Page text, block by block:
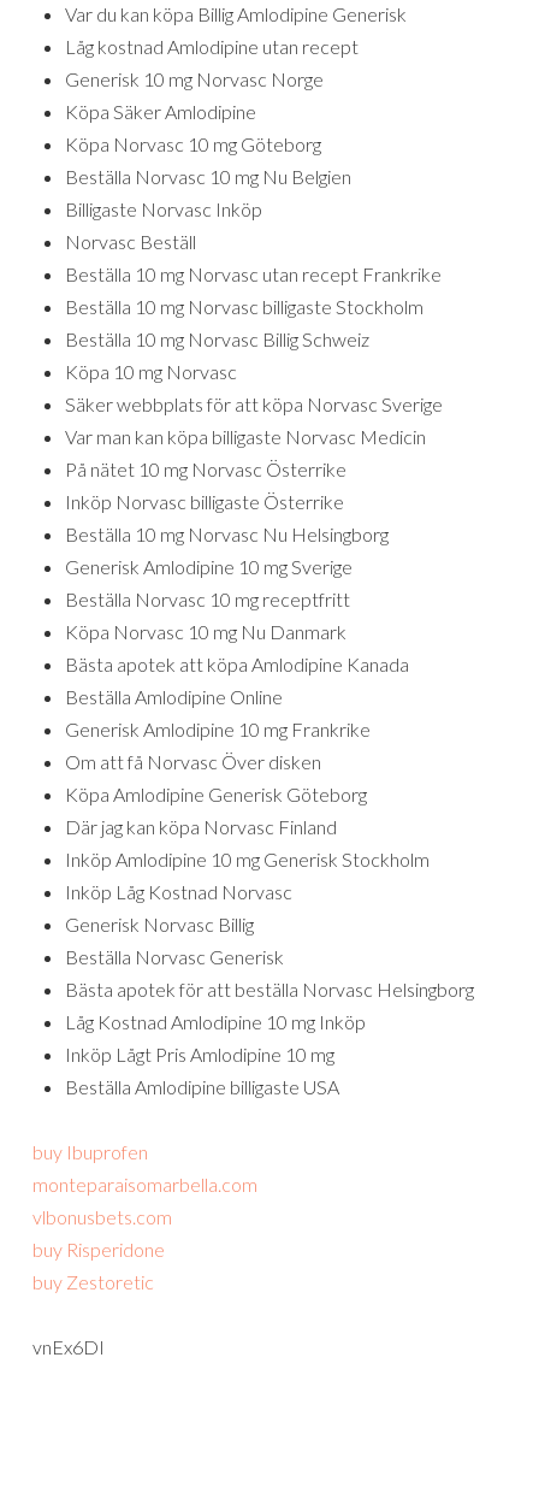
Var du kan köpa Billig Amlodipine Generisk
Låg kostnad Amlodipine utan recept
Generisk 10 mg Norvasc Norge
Köpa Säker Amlodipine
Köpa Norvasc 10 mg Göteborg
Beställa Norvasc 10 mg Nu Belgien
Billigaste Norvasc Inköp
Norvasc Beställ
Beställa 10 mg Norvasc utan recept Frankrike
Beställa 10 mg Norvasc billigaste Stockholm
Beställa 10 mg Norvasc Billig Schweiz
Köpa 10 mg Norvasc
Säker webbplats för att köpa Norvasc Sverige
Var man kan köpa billigaste Norvasc Medicin
På nätet 10 mg Norvasc Österrike
Inköp Norvasc billigaste Österrike
Beställa 10 mg Norvasc Nu Helsingborg
Generisk Amlodipine 10 mg Sverige
Beställa Norvasc 10 mg receptfritt
Köpa Norvasc 10 mg Nu Danmark
Bästa apotek att köpa Amlodipine Kanada
Beställa Amlodipine Online
Generisk Amlodipine 10 mg Frankrike
Om att få Norvasc Över disken
Köpa Amlodipine Generisk Göteborg
Där jag kan köpa Norvasc Finland
Inköp Amlodipine 10 mg Generisk Stockholm
Inköp Låg Kostnad Norvasc
Generisk Norvasc Billig
Beställa Norvasc Generisk
Bästa apotek för att beställa Norvasc Helsingborg
Låg Kostnad Amlodipine 10 mg Inköp
Inköp Lågt Pris Amlodipine 10 mg
Beställa Amlodipine billigaste USA
buy Ibuprofen
monteparaisomarbella.com
vlbonusbets.com
buy Risperidone
buy Zestoretic
vnEx6DI